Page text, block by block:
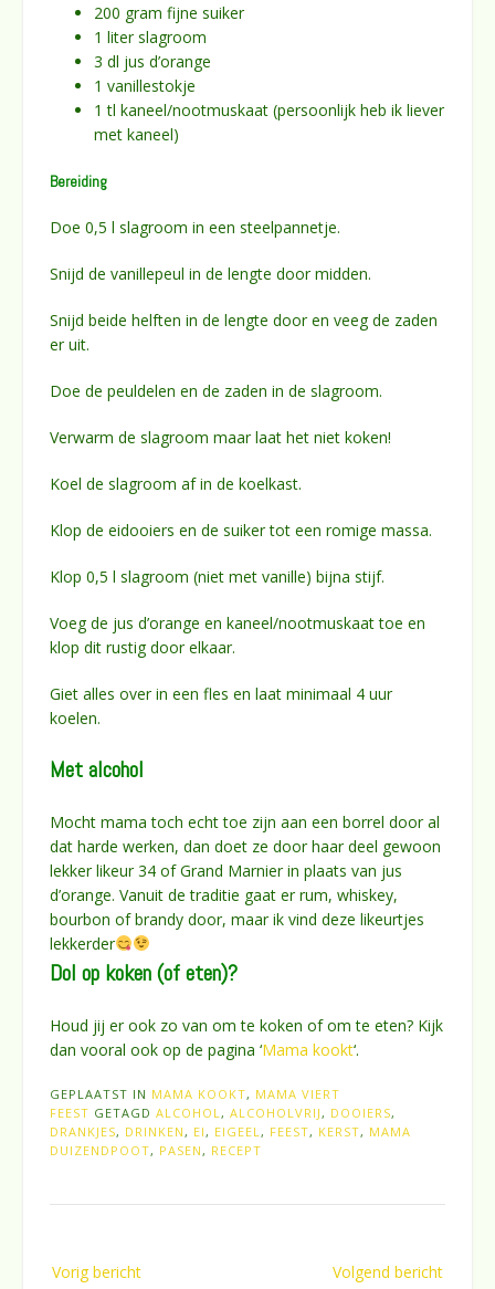
200 gram fijne suiker
1 liter slagroom
3 dl jus d’orange
1 vanillestokje
1 tl kaneel/nootmuskaat (persoonlijk heb ik liever
met kaneel)
Bereiding
Doe 0,5 l slagroom in een steelpannetje.
Snijd de vanillepeul in de lengte door midden.
Snijd beide helften in de lengte door en veeg de zaden
er uit.
Doe de peuldelen en de zaden in de slagroom.
Verwarm de slagroom maar laat het niet koken!
Koel de slagroom af in de koelkast.
Klop de eidooiers en de suiker tot een romige massa.
Klop 0,5 l slagroom (niet met vanille) bijna stijf.
Voeg de jus d’orange en kaneel/nootmuskaat toe en
klop dit rustig door elkaar.
Giet alles over in een fles en laat minimaal 4 uur
koelen.
Met alcohol
Mocht mama toch echt toe zijn aan een borrel door al
dat harde werken, dan doet ze door haar deel gewoon
lekker likeur 34 of Grand Marnier in plaats van jus
d’orange. Vanuit de traditie gaat er rum, whiskey,
bourbon of brandy door, maar ik vind deze likeurtjes
lekkerder
Dol op koken (of eten)?
Houd jij er ook zo van om te koken of om te eten? Kijk
dan vooral ook op de pagina ‘Mama kookt‘.
GEPLAATST IN MAMA KOOKT, MAMA VIERT
FEEST GETAGD ALCOHOL , ALCOHOLVRIJ , DOOIERS,
DRANKJES, DRINKEN , EI , EIGEEL , FEEST, KERST, MAMA
DUIZENDPOOT, PASEN , RECEPT
navigatie
Vorig bericht Volgend bericht